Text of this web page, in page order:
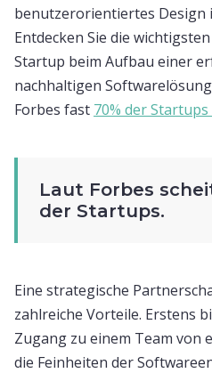
benutzerorientiertes Design
Entdecken Sie die
Startup beim Aufbau einer
nachhaltigen
Forbes fast 70% der
Laut Forbes
der Startups.
Eine strategische
zahlreiche Vorteile. Erstens
Zugang zu einem Team von
die Feinheiten der